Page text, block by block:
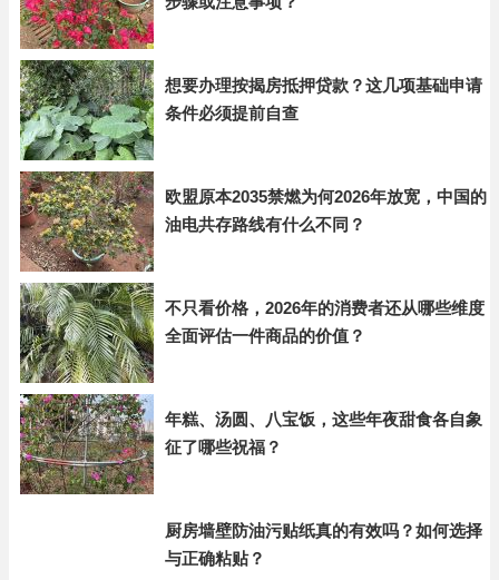
想要办理按揭房抵押贷款？这几项基础申请
条件必须提前自查
欧盟原本2035禁燃为何2026年放宽，中国的
油电共存路线有什么不同？
不只看价格，2026年的消费者还从哪些维度
全面评估一件商品的价值？
年糕、汤圆、八宝饭，这些年夜甜食各自象
征了哪些祝福？
厨房墙壁防油污贴纸真的有效吗？如何选择
与正确粘贴？